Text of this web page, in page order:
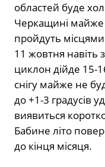
областей буде
Черкащині майже
пройдуть
11 жовтня навіть
циклон дійде 15-
снігу майже не
до +1-3 градусів
виявиться
Бабине літо
до кінця місяця.